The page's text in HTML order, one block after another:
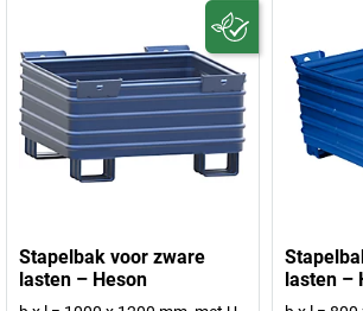
Stapelbak voor zware
lasten – Heson
lasten –